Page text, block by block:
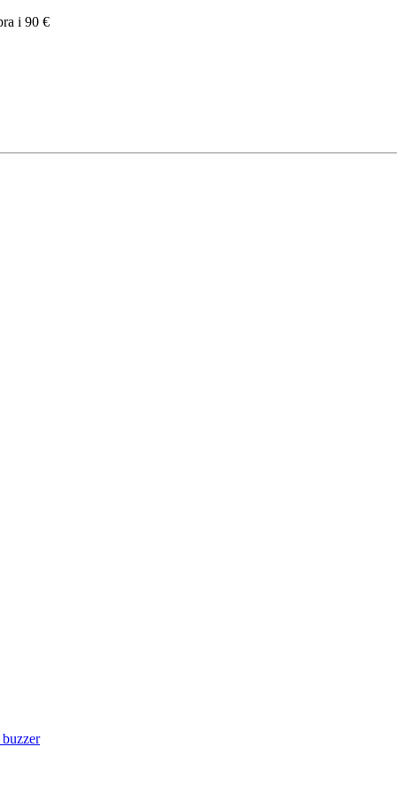
i 90 €